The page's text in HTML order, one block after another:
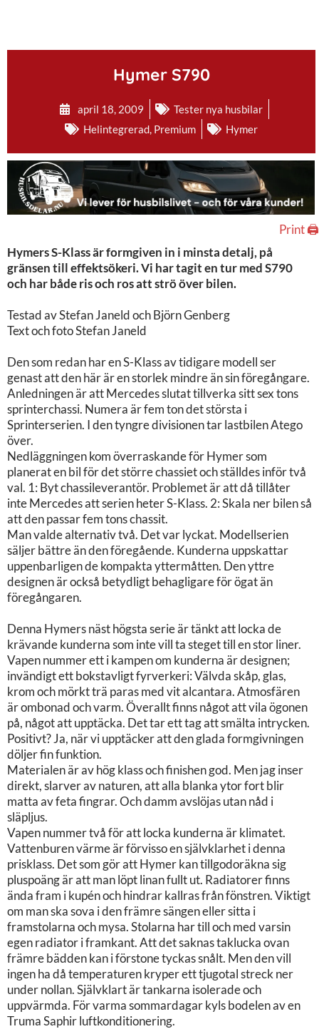
Hymer S790
april 18, 2009
Tester nya husbilar
Helintegrerad, Premium Hymer
Print 🖨
Hymers S-Klass är formgiven in i minsta detalj, på
gränsen till effektsökeri. Vi har tagit en tur med S790
och har både ris och ros att strö över bilen.
Testad av Stefan Janeld och Björn Genberg
Text och foto Stefan Janeld
Den som redan har en S-Klass av tidigare modell ser
genast att den här är en storlek mindre än sin föregångare.
Anledningen är att Mercedes slutat tillverka sitt sex tons
sprinterchassi. Numera är fem ton det största i
Sprinterserien. I den tyngre divisionen tar lastbilen Atego
över.
Nedläggningen kom överraskande för Hymer som
planerat en bil för det större chassiet och ställdes inför två
val. 1: Byt chassileverantör. Problemet är att då tillåter
inte Mercedes att serien heter S-Klass. 2: Skala ner bilen så
att den passar fem tons chassit.
Man valde alternativ två. Det var lyckat. Modellserien
säljer bättre än den föregående. Kunderna uppskattar
uppenbarligen de kompakta yttermåtten. Den yttre
designen är också betydligt behagligare för ögat än
föregångaren.
Denna Hymers näst högsta serie är tänkt att locka de
krävande kunderna som inte vill ta steget till en stor liner.
Vapen nummer ett i kampen om kunderna är designen;
invändigt ett bokstavligt fyrverkeri: Välvda skåp, glas,
krom och mörkt trä paras med vit alcantara. Atmosfären
är ombonad och varm. Överallt finns något att vila ögonen
på, något att upptäcka. Det tar ett tag att smälta intrycken.
Positivt? Ja, när vi upptäcker att den glada formgivningen
döljer fin funktion.
Materialen är av hög klass och finishen god. Men jag inser
direkt, slarver av naturen, att alla blanka ytor fort blir
matta av feta fingrar. Och damm avslöjas utan nåd i
släpljus.
Vapen nummer två för att locka kunderna är klimatet.
Vattenburen värme är förvisso en självklarhet i denna
prisklass. Det som gör att Hymer kan tillgodoräkna sig
pluspoäng är att man löpt linan fullt ut. Radiatorer finns
ända fram i kupén och hindrar kallras från fönstren. Viktigt
om man ska sova i den främre sängen eller sitta i
framstolarna och mysa. Stolarna har till och med varsin
egen radiator i framkant. Att det saknas taklucka ovan
främre bädden kan i förstone tyckas snålt. Men den vill
ingen ha då temperaturen kryper ett tjugotal streck ner
under nollan. Självklart är tankarna isolerade och
uppvärmda. För varma sommardagar kyls bodelen av en
Truma Saphir luftkonditionering.